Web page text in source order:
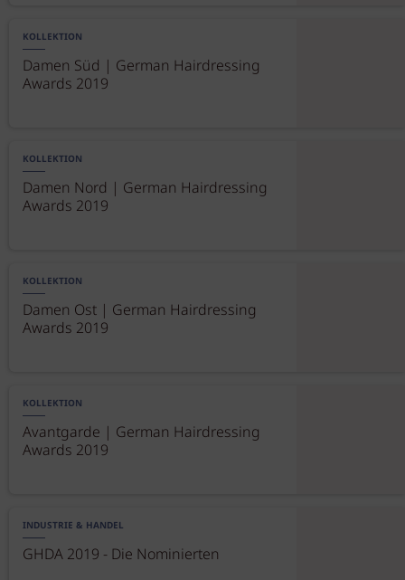
KOLLEKTION
Damen Süd | German Hairdressing
Awards 2019
KOLLEKTION
Damen Nord | German Hairdressing
Awards 2019
KOLLEKTION
Damen Ost | German Hairdressing
Awards 2019
KOLLEKTION
Avantgarde | German Hairdressing
Awards 2019
INDUSTRIE & HANDEL
GHDA 2019 - Die Nominierten